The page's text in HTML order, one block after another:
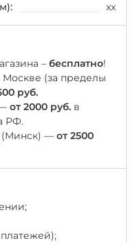
xx
– бесплатно!
Москве (за пределы
руб.
от 2000 руб. в
РФ.
(Минск) — от 2500